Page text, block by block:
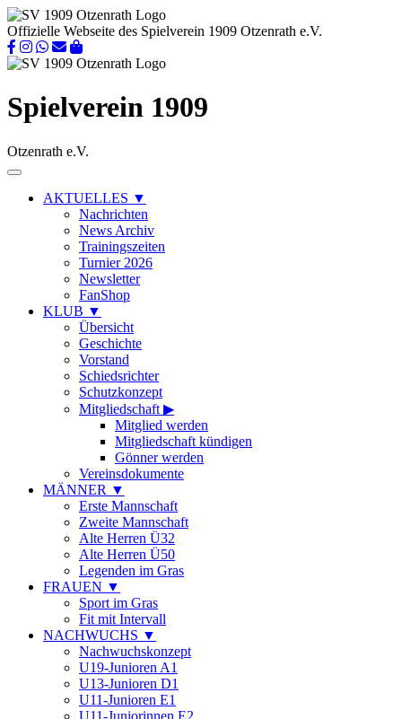
Offizielle Webseite des Spielverein 1909 Otzenrath e.V.
Spielverein 1909
Otzenrath e.V.
AKTUELLES ▼
Nachrichten
News Archiv
Trainingszeiten
Turnier 2026
Newsletter
FanShop
KLUB ▼
Übersicht
Geschichte
Vorstand
Schiedsrichter
Schutzkonzept
Mitgliedschaft ▶
Mitglied werden
Mitgliedschaft kündigen
Gönner werden
Vereinsdokumente
MÄNNER ▼
Erste Mannschaft
Zweite Mannschaft
Alte Herren Ü32
Alte Herren Ü50
Legenden im Gras
FRAUEN ▼
Sport im Gras
Fit mit Intervall
NACHWUCHS ▼
Nachwuchskonzept
U19-Junioren A1
U13-Junioren D1
U11-Junioren E1
U11-Juniorinnen E2